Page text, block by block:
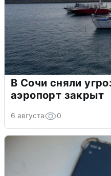
В Сочи сняли
аэропорт закрыт
6 августа 0